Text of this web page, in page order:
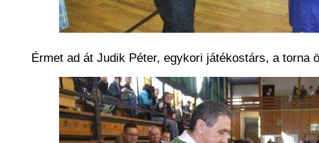
Érmet ad át Judik Péter, egykori játékostárs, a torna